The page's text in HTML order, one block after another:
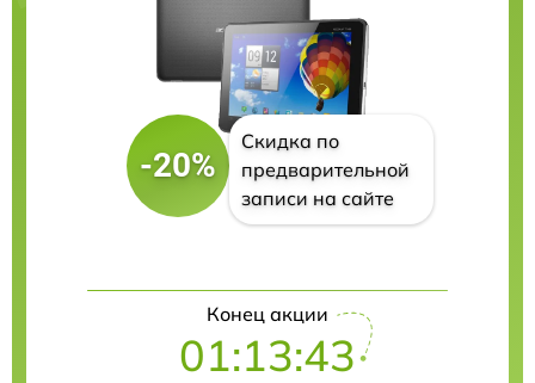
-20%
Скидка по
предварительной
записи на сайте
Конец акции
01:13:42